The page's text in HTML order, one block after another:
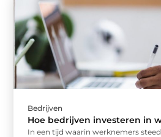
Bedrijven
Hoe bedrijven investeren in
In een tijd waarin werknemers